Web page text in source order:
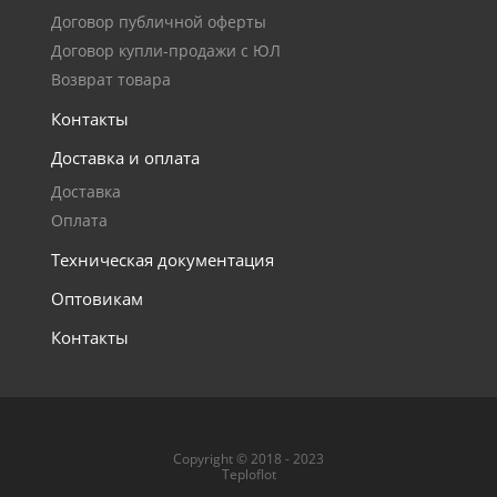
Договор публичной оферты
Договор купли-продажи с ЮЛ
Возврат товара
Контакты
Доставка и оплата
Доставка
Оплата
Техническая документация
Оптовикам
Контакты
Copyright © 2018 - 2023
Teploflot